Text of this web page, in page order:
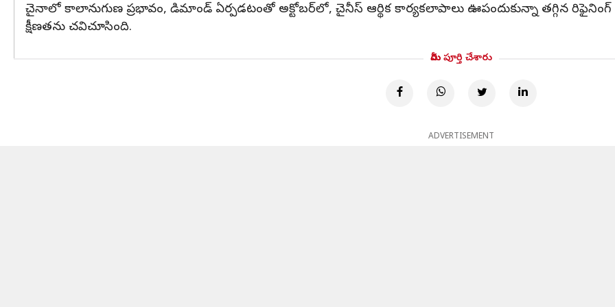
చైనాలో కాలానుగుణ ప్రభావం, డిమాండ్ ఏర్పడటంతో అక్టోబర్‌లో, చైనీస్ ఆర్థిక కార్యకలాపాలు ఊపందుకున్నా తగ్గిన రిఫైనింగ్
క్షీణతను చవిచూసింది.
మీరు పూర్తి చేశారు
ADVERTISEMENT